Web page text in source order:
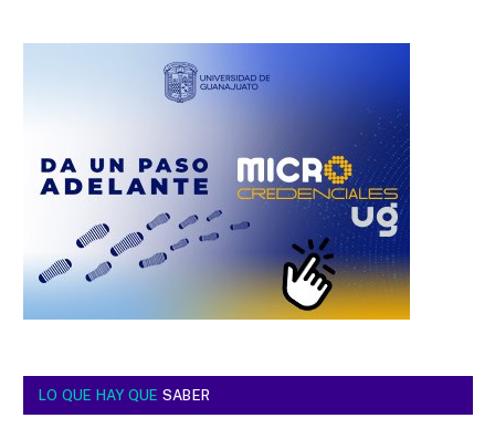
LO QUE HAY QUE SABER